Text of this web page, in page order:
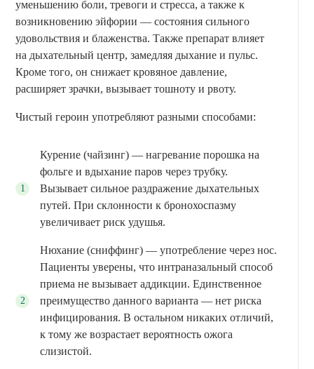
уменьшению боли, тревоги и стресса, а также к
возникновению эйфории — состояния сильного
удовольствия и блаженства. Также препарат влияет
на дыхательный центр, замедляя дыхание и пульс.
Кроме того, он снижает кровяное давление,
расширяет зрачки, вызывает тошноту и рвоту.
Чистый героин употребляют разными способами:
Курение (чайзинг) — нагревание порошка на
фольге и вдыхание паров через трубку.
Вызывает сильное раздражение дыхательных
путей. При склонности к бронохоспазму
увеличивает риск удушья.
Нюхание (сниффинг) — употребление через нос.
Пациенты уверены, что интраназальный способ
приема не вызывает аддикции. Единственное
преимущество данного варианта — нет риска
инфицирования. В остальном никаких отличий,
к тому же возрастает вероятность ожога
слизистой.